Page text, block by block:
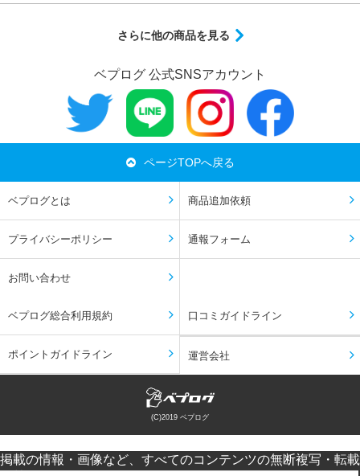
さらに他の商品を見る
ベプログ 公式SNSアカウント
ページTOPへ戻る
ベプログとは 商品追加依頼
プライバシーポリシー 通報フォーム
お問い合わせ
ベプログ総合利用規約 口コミガイドライン
ポイントガイドライン 運営会社
(C)2019 ベプログ
掲載の情報・画像など、すべてのコンテンツの無断複写・転載